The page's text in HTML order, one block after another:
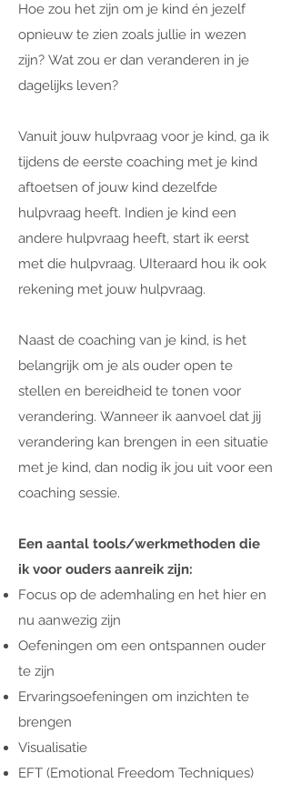
Hoe zou het zijn om je kind én jezelf
opnieuw te zien zoals jullie in wezen
zijn? Wat zou er dan veranderen in je
dagelijks leven?
Vanuit jouw hulpvraag voor je kind, ga ik
tijdens de eerste coaching met je kind
aftoetsen of jouw kind dezelfde
hulpvraag heeft. Indien je kind een
andere hulpvraag heeft, start ik eerst
met die hulpvraag. UIteraard hou ik ook
rekening met jouw hulpvraag.
Naast de coaching van je kind, is het
belangrijk om je als ouder open te
stellen en bereidheid te tonen voor
verandering. Wanneer ik aanvoel dat jij
verandering kan brengen in een situatie
met je kind, dan nodig ik jou uit voor een
coaching sessie.
Een aantal tools/werkmethoden die
ik voor ouders aanreik zijn:
Focus op de ademhaling en het hier en
nu aanwezig zijn
Oefeningen om een ontspannen ouder
te zijn
Ervaringsoefeningen om inzichten te
brengen
Visualisatie
EFT (Emotional Freedom Techniques)